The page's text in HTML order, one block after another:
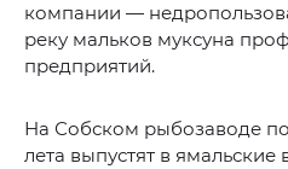
компании —
реку мальков муксуна
предприятий.
На Собском рыбозаводе
лета выпустят в